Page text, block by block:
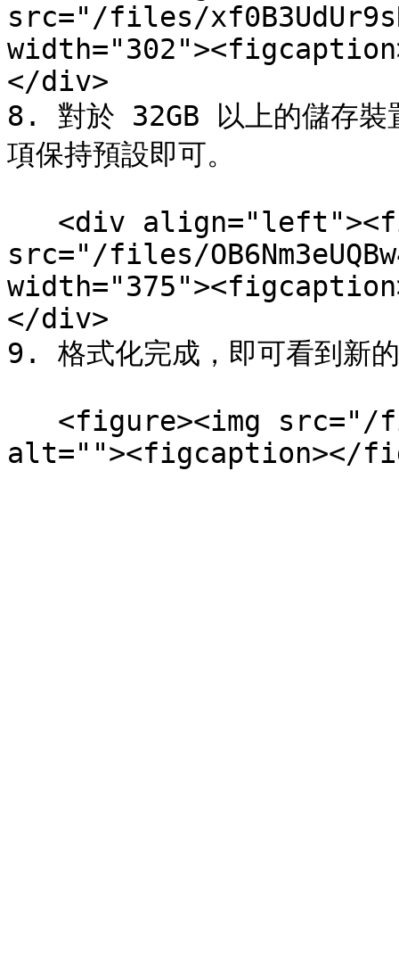
src="/files/
</div>
8. 對於 32GB 以上的儲存
項保持預設即可。
src="/files/
</div>
9. 格式化完成，即可看到新